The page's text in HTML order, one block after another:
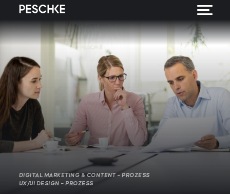
DIGITAL MARKETING & CONTENT – PROZESS
UX/UI DESIGN – PROZESS